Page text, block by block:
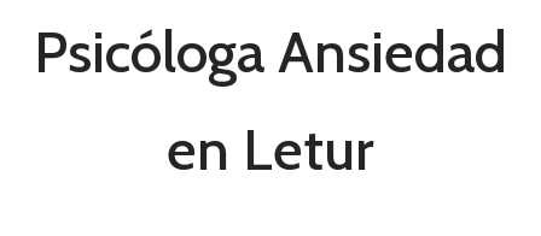
Psicóloga Ansiedad
en Letur